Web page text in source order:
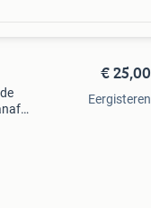
€ 25,00
Eergisteren